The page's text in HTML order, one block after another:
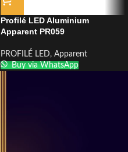
Profilé LED Aluminium
Apparent PR059
PROFILÉ LED, Apparent
Buy via WhatsApp